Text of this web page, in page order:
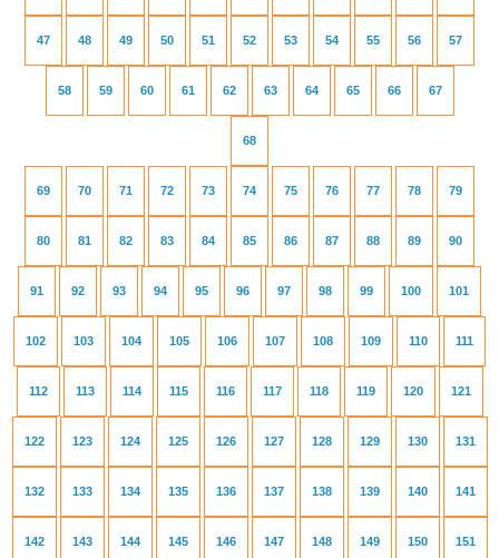
47 48 49 50 51 52 53 54 55 56 57
58 59 60 61 62 63 64 65 66 67
68
69 70 71 72 73 74 75 76 77 78 79
80 81 82 83 84 85 86 87 88 89 90
91 92 93 94 95 96 97 98 99 100 101
102 103 104 105 106 107 108 109 110 111
112 113 114 115 116 117 118 119 120 121
122 123 124 125 126 127 128 129 130 131
132 133 134 135 136 137 138 139 140 141
142 143 144 145 146 147 148 149 150 151